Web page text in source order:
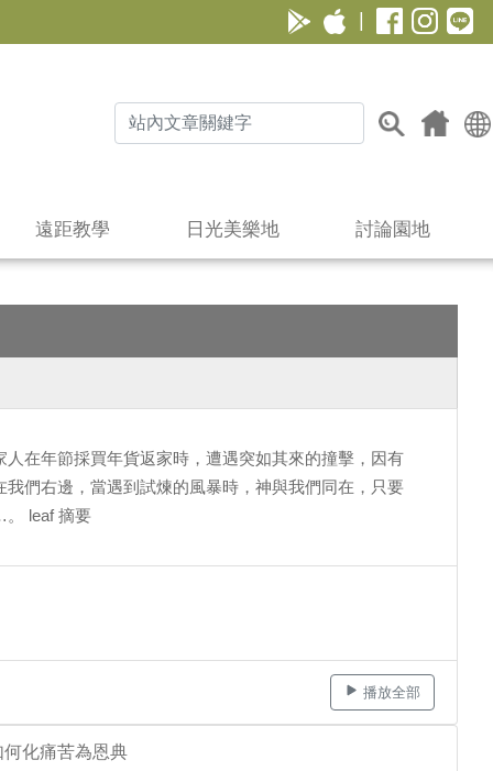
遠距教學 日光美樂地 討論園地
在年節採買年貨返家時，遭遇突如其來的撞擊，因有
們右邊，當遇到試煉的風暴時，神與我們同在，只要
leaf 摘要
播放全部
化痛苦為恩典